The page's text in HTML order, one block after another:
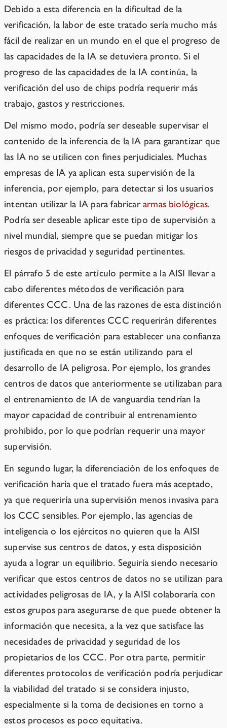
Debido a esta diferencia en la dificultad de la
verificación, la labor de este tratado sería mucho más
fácil de realizar en un mundo en el que el progreso de
las capacidades de la IA se detuviera pronto. Si el
progreso de las capacidades de la IA continúa, la
verificación del uso de chips podría requerir más
trabajo, gastos y restricciones.
Del mismo modo, podría ser deseable supervisar el
contenido de la inferencia de la IA para garantizar que
las IA no se utilicen con fines perjudiciales. Muchas
empresas de IA ya aplican esta supervisión de la
inferencia, por ejemplo, para detectar si los usuarios
intentan utilizar la IA para fabricararmas biológicas.
Podría ser deseable aplicar este tipo de supervisión a
nivel mundial, siempre que se puedan mitigar los
riesgos de privacidad y seguridad pertinentes.
El párrafo 5 de este artículo permite a la AISI llevar a
cabo diferentes métodos de verificación para
diferentes CCC. Una de las razones de esta distinción
es práctica: los diferentes CCC requerirán diferentes
enfoques de verificación para establecer una confianza
justificada en que no se están utilizando para el
desarrollo de IA peligrosa. Por ejemplo, los grandes
centros de datos que anteriormente se utilizaban para
el entrenamiento de IA de vanguardia tendrían la
mayor capacidad de contribuir al entrenamiento
prohibido, por lo que podrían requerir una mayor
supervisión.
En segundo lugar, la diferenciación de los enfoques de
verificación haría que el tratado fuera más aceptado,
ya que requeriría una supervisión menos invasiva para
los CCC sensibles. Por ejemplo, las agencias de
inteligencia o los ejércitos no quieren que la AISI
supervise sus centros de datos, y esta disposición
ayuda a lograr un equilibrio. Seguiría siendo necesario
verificar que estos centros de datos no se utilizan para
actividades peligrosas de IA, y la AISI colaboraría con
estos grupos para asegurarse de que puede obtener la
información que necesita, a la vez que satisface las
necesidades de privacidad y seguridad de los
propietarios de los CCC. Por otra parte, permitir
diferentes protocolos de verificación podría perjudicar
la viabilidad del tratado si se considera injusto,
especialmente si la toma de decisiones en torno a
estos procesos es poco equitativa.